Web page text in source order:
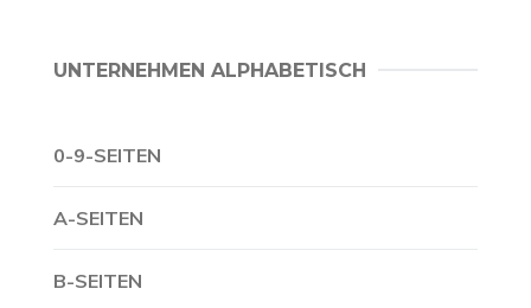
UNTERNEHMEN ALPHABETISCH
0-9-SEITEN
A-SEITEN
B-SEITEN